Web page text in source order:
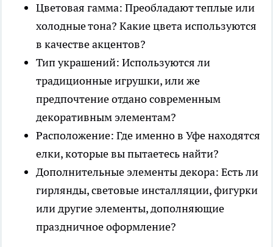
Цветовая гамма: Преобладают теплые или
холодные тона? Какие цвета используются
в качестве акцентов?
Тип украшений: Используются ли
традиционные игрушки, или же
предпочтение отдано современным
декоративным элементам?
Расположение: Где именно в Уфе находятся
елки, которые вы пытаетесь найти?
Дополнительные элементы декора: Есть ли
гирлянды, световые инсталляции, фигурки
или другие элементы, дополняющие
праздничное оформление?